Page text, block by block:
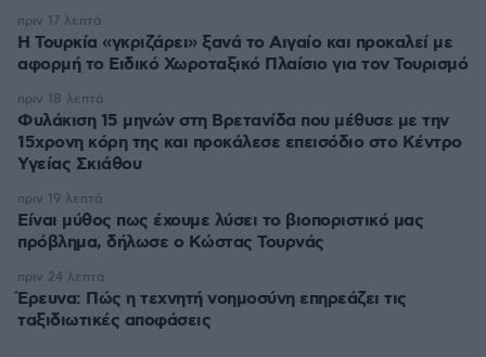
Η Τουρκία «γκριζάρει» ξανά το Αιγαίο και προκαλεί με
αφορμή το Ειδικό Χωροταξικό Πλαίσιο για τον Τουρισμό
πριν 17 λεπτά
Φυλάκιση 15 μηνών στη Βρετανίδα που μέθυσε με την
15χρονη κόρη της και προκάλεσε επεισόδιο στο Κέντρο
Υγείας Σκιάθου
πριν 18 λεπτά
Είναι μύθος πως έχουμε λύσει το βιοποριστικό μας
πρόβλημα, δήλωσε ο Κώστας Τουρνάς
πριν 19 λεπτά
Έρευνα: Πώς η τεχνητή νοημοσύνη επηρεάζει τις
ταξιδιωτικές αποφάσεις
πριν 24 λεπτά